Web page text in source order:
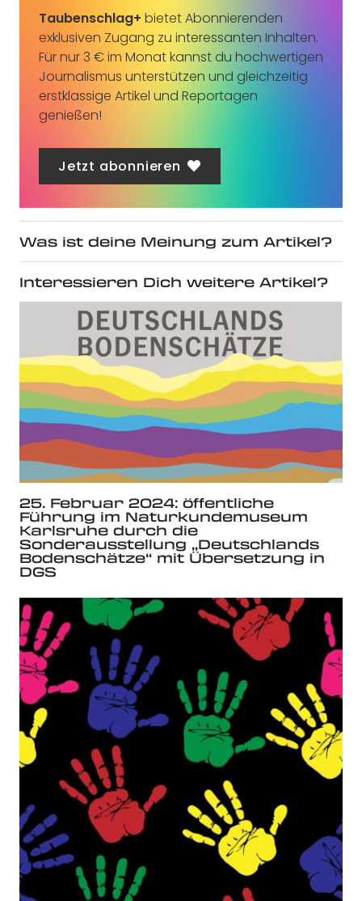
Taubenschlag+ bietet Abonnierenden
exklusiven Zugang zu interessanten Inhalten.
Für nur 3 € im Monat kannst du hochwertigen
Journalismus unterstützen und gleichzeitig
erstklassige Artikel und Reportagen
genießen!
Jetzt abonnieren
Was ist deine Meinung zum Artikel?
Interessieren Dich weitere Artikel?
25. Februar 2024: öffentliche
Führung im Naturkundemuseum
Karlsruhe durch die
Sonderausstellung „Deutschlands
Bodenschätze“ mit Übersetzung in
DGS